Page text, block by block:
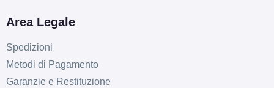
Area Legale
Spedizioni
Metodi di Pagamento
Garanzie e Restituzione